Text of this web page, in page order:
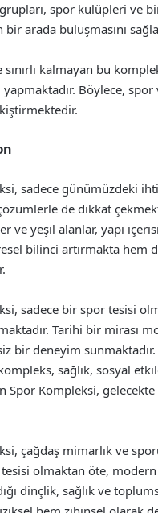
spor kulüpleri ve
arada buluşmasını
sınırlı kalmayan bu
Böylece,
sadece günümüzdeki
de dikkat
ve yeşil alanlar, yapı
bilinci artırmakta
sadece bir spor tesisi
Tarihi bir mirası
bir deneyim
sağlık, sosyal
Spor Kompleksi,
çağdaş mimarlık ve
olmaktan öte,
dinçlik, sağlık ve